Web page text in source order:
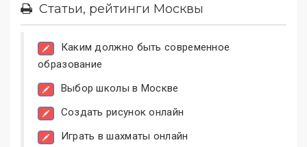
Статьи, рейтинги Москвы
Каким должно быть современное
образование
Выбор школы в Москве
Создать рисунок онлайн
Играть в шахматы онлайн